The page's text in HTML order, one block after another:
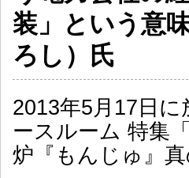
装」という意
ろし）氏
2013年5月17日
ースルーム 特集
炉『もんじゅ』